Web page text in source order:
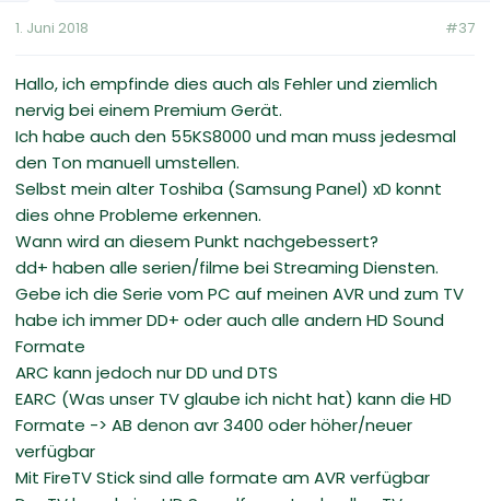
1. Juni 2018 #37
Hallo, ich empfinde dies auch als Fehler und ziemlich
nervig bei einem Premium Gerät.
Ich habe auch den 55KS8000 und man muss jedesmal
den Ton manuell umstellen.
Selbst mein alter Toshiba (Samsung Panel) xD konnt
dies ohne Probleme erkennen.
Wann wird an diesem Punkt nachgebessert?
dd+ haben alle serien/filme bei Streaming Diensten.
Gebe ich die Serie vom PC auf meinen AVR und zum TV
habe ich immer DD+ oder auch alle andern HD Sound
Formate
ARC kann jedoch nur DD und DTS
EARC (Was unser TV glaube ich nicht hat) kann die HD
Formate -> AB denon avr 3400 oder höher/neuer
verfügbar
Mit FireTV Stick sind alle formate am AVR verfügbar